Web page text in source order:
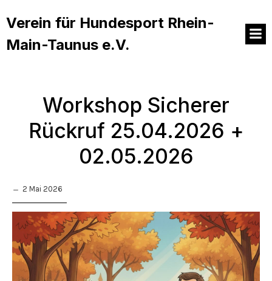
Verein für Hundesport Rhein-
Main-Taunus e.V.
Workshop Sicherer
Rückruf 25.04.2026 +
02.05.2026
2 Mai 2026